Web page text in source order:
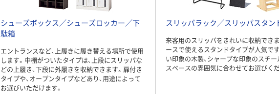
シューズボックス／シューズロッカー／下
駄箱
エントランスなど、上履きに履き替える場所で使用
します。中棚がついたタイプは、上段にスリッパな
どの上履き、下段に外履きを収納できます。扉付き
タイプや、オープンタイプなどあり、用途によって
お選びいただけます。
スリッパラック／スリッパスタン
来客用のスリッパをきれいに収納でき
ースで使えるスタンドタイプが人気で
い印象の木製、シャープな印象のスチー
スペースの雰囲気に合わせてお選びくだ